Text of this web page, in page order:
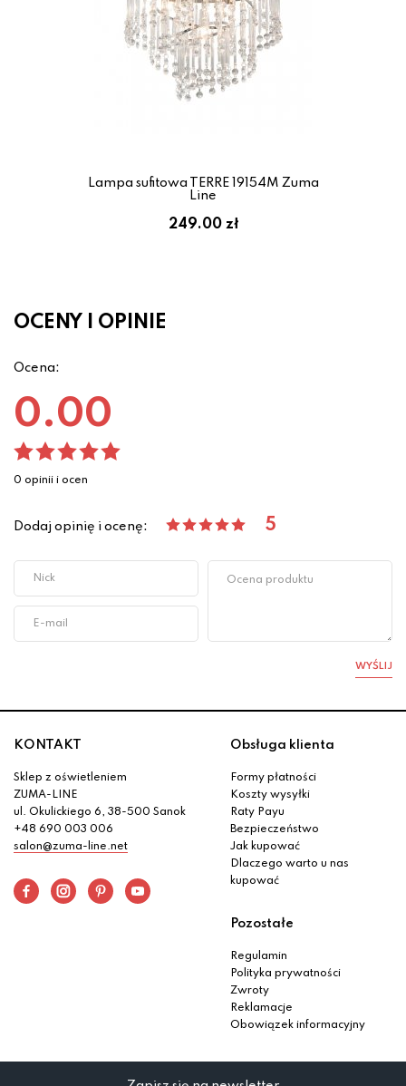
Lampa sufitowa TERRE 19154M Zuma
Line
249.00 zł
OCENY I OPINIE
Ocena:
0.00
0 opinii i ocen
Dodaj opinię i ocenę: 5
WYŚLIJ
KONTAKT
Sklep z oświetleniem
ZUMA-LINE
ul. Okulickiego 6, 38-500 Sanok
+48 690 003 006
salon@zuma-line.net
Obsługa klienta
Formy płatności
Koszty wysyłki
Raty Payu
Bezpieczeństwo
Jak kupować
Dlaczego warto u nas
kupować
Pozostałe
Regulamin
Polityka prywatności
Zwroty
Reklamacje
Obowiązek informacyjny